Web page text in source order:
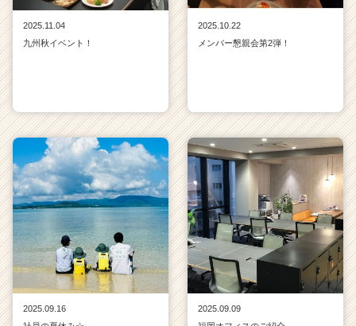
2025.11.04
九州秋イベント！
2025.10.22
メンバー懇親会第2弾！
2025.09.16
2025.09.09